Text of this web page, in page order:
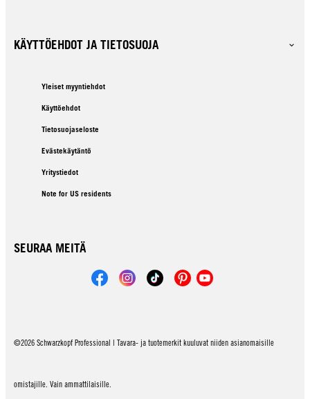
KÄYTTÖEHDOT JA TIETOSUOJA
Yleiset myyntiehdot
Käyttöehdot
Tietosuojaseloste
Evästekäytäntö
Yritystiedot
Note for US residents
SEURAA MEITÄ
©2026 Schwarzkopf Professional | Tavara- ja tuotemerkit kuuluvat niiden asianomaisille
omistajille. Vain ammattilaisille.